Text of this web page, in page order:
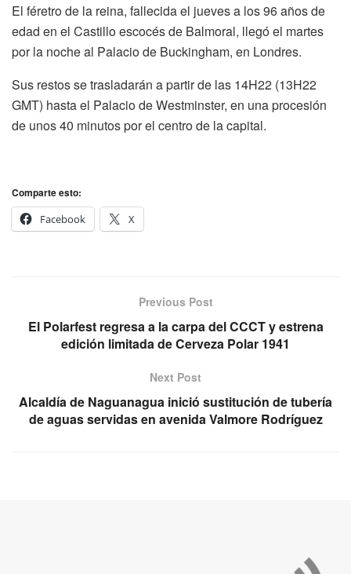
El féretro de la reina, fallecida el jueves a los 96 años de
edad en el Castillo escocés de Balmoral, llegó el martes
por la noche al Palacio de Buckingham, en Londres.
Sus restos se trasladarán a partir de las 14H22 (13H22
GMT) hasta el Palacio de Westminster, en una procesión
de unos 40 minutos por el centro de la capital.
Comparte esto:
Facebook
X
Previous Post
El Polarfest regresa a la carpa del CCCT y estrena
edición limitada de Cerveza Polar 1941
Next Post
Alcaldía de Naguanagua inició sustitución de tubería
de aguas servidas en avenida Valmore Rodríguez